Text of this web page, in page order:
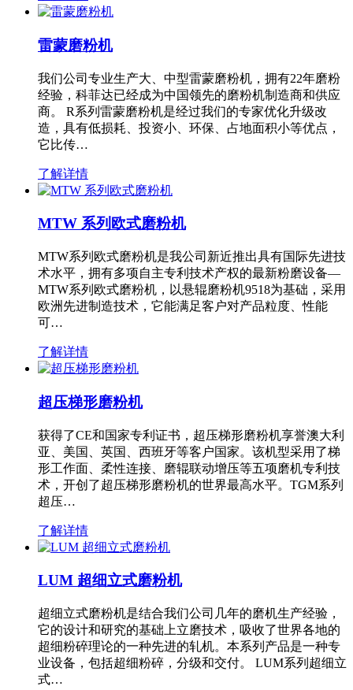
雷蒙磨粉机
我们公司专业生产大、中型雷蒙磨粉机，拥有22年磨粉
经验，科菲达已经成为中国领先的磨粉机制造商和供应
商。 R系列雷蒙磨粉机是经过我们的专家优化升级改
造，具有低损耗、投资小、环保、占地面积小等优点，
它比传…
了解详情
MTW 系列欧式磨粉机
MTW系列欧式磨粉机是我公司新近推出具有国际先进技
术水平，拥有多项自主专利技术产权的最新粉磨设备—
MTW系列欧式磨粉机，以悬辊磨粉机9518为基础，采用
欧洲先进制造技术，它能满足客户对产品粒度、性能
可…
了解详情
超压梯形磨粉机
获得了CE和国家专利证书，超压梯形磨粉机享誉澳大利
亚、美国、英国、西班牙等客户国家。该机型采用了梯
形工作面、柔性连接、磨辊联动增压等五项磨机专利技
术，开创了超压梯形磨粉机的世界最高水平。TGM系列
超压…
了解详情
LUM 超细立式磨粉机
超细立式磨粉机是结合我们公司几年的磨机生产经验，
它的设计和研究的基础上立磨技术，吸收了世界各地的
超细粉碎理论的一种先进的轧机。本系列产品是一种专
业设备，包括超细粉碎，分级和交付。 LUM系列超细立
式…